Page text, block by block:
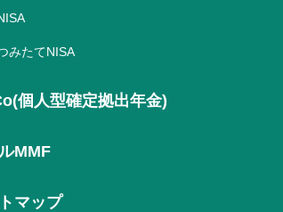
みたてNISA
個人型確定拠出年金)
MMF
マップ